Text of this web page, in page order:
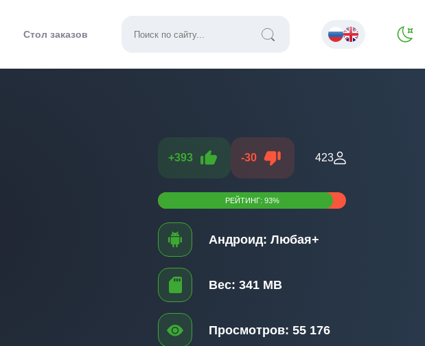
Стол заказов
+393 -30 423
РЕЙТИНГ: 93%
Андроид: Любая+
Вес: 341 MB
Просмотров: 55 176